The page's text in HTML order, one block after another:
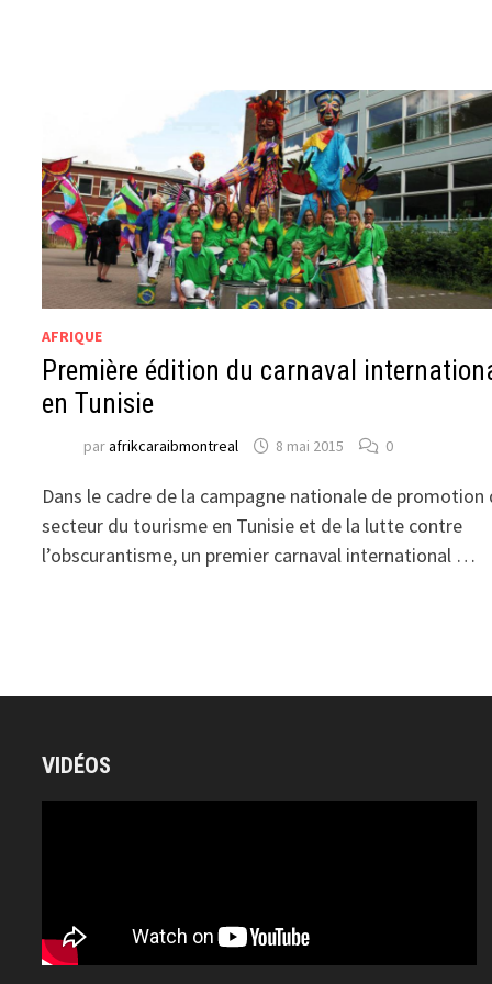
AFRIQUE
Première édition du carnaval
en Tunisie
parafrikcaraibmontreal 8 mai 2015 0
Dans le cadre de la campagne nationale de promotion
secteur du tourisme en Tunisie et de la lutte contre
l’obscurantisme, un premier carnaval international …
VIDÉOS